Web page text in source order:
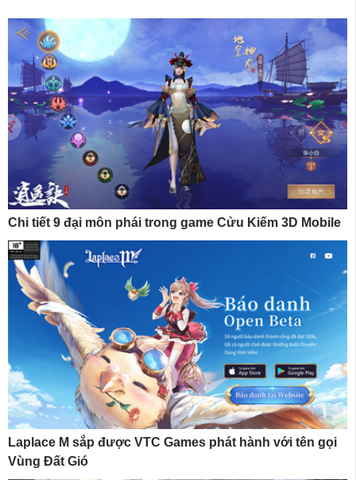
Chi tiết 9 đại môn phái trong game Cửu Kiếm 3D Mobile
Laplace M sắp được VTC Games phát hành với tên gọi
Vùng Đất Gió